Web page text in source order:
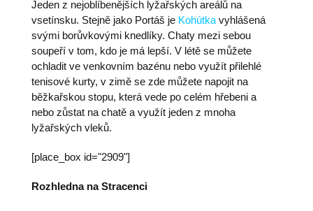
Jeden z nejoblíbenějších lyžařských areálů na
vsetínsku. Stejně jako Portáš je Kohútka vyhlášená
svými borůvkovými knedlíky. Chaty mezi sebou
soupeří v tom, kdo je má lepší. V létě se můžete
ochladit ve venkovním bazénu nebo využít přilehlé
tenisové kurty, v zimě se zde můžete napojit na
běžkařskou stopu, která vede po celém hřebeni a
nebo zůstat na chatě a využít jeden z mnoha
lyžařských vleků.
[place_box id="2909"]
Rozhledna na Stracenci